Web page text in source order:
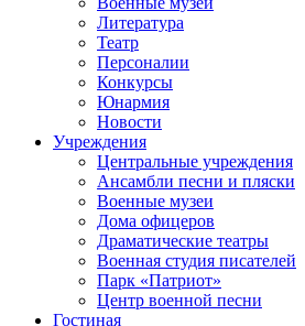
Литература
Театр
Персоналии
Конкурсы
Юнармия
Новости
Учреждения
Центральные учреждения
Ансамбли песни и пляски
Военные музеи
Дома офицеров
Драматические театры
Военная студия писателей
Парк «Патриот»
Центр военной песни
Гостиная